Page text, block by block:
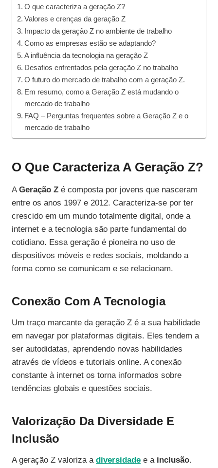
O que caracteriza a geração Z?
Valores e crenças da geração Z
Impacto da geração Z no ambiente de trabalho
Como as empresas estão se adaptando?
A influência da tecnologia na geração Z
Desafios enfrentados pela geração Z no trabalho
O futuro do mercado de trabalho com a geração Z.
Em resumo, como a Geração Z está mudando o
mercado de trabalho
FAQ – Perguntas frequentes sobre a Geração Z e o
mercado de trabalho
O Que Caracteriza A Geração Z?
AGeração Z é composta por jovens que nasceram
entre os anos 1997 e 2012. Caracteriza-se por ter
crescido em um mundo totalmente digital, onde a
internet e a tecnologia são parte fundamental do
cotidiano. Essa geração é pioneira no uso de
dispositivos móveis e redes sociais, moldando a
forma como se comunicam e se relacionam.
Conexão Com A Tecnologia
Um traço marcante da geração Z é a sua habilidade
em navegar por plataformas digitais. Eles tendem a
ser autodidatas, aprendendo novas habilidades
através de vídeos e tutoriais online. A conexão
constante à internet os torna informados sobre
tendências globais e questões sociais.
Valorização Da Diversidade E
Inclusão
A geração Z valoriza a diversidade e a inclusão.